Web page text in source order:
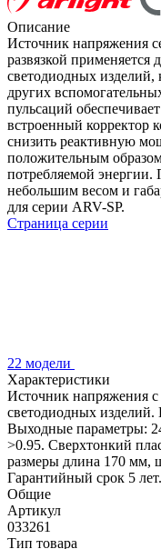
Описание
Источник напряжения
развязкой применяется
светодиодных изделий,
других
пульсаций
встроенный корректор
снизить реактивную
положительным
потребляемой энергии.
небольшим весом и
для серии ARV-SP.
Страница серии
22 модели
Характеристики
Источник напряжения с
светодиодных
Выходные параметры:
>0.95. Сверхтонкий
размеры длина 170 мм,
Гарантийный срок 5 лет.
Общие
Артикул
033261
Тип товара